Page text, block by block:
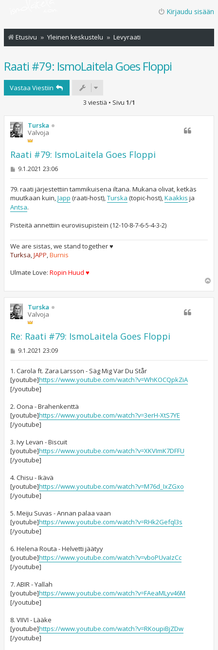
Kirjaudu sisään
Etusivu Yleinen keskustelu Levyraati
Raati #79: IsmoLaitela Goes Floppi
Vastaa Viestiin
3 viestiä • Sivu 1/1
Turska
Valvoja
Raati #79: IsmoLaitela Goes Floppi
V
s
t
i
9.1.2021 23:06
79. raati järjestettiin tammikuisena iltana. Mukana olivat, ketkäs
muutkaan kuin,Japp (raati-host),Turska (topic-host),Kaakkis ja
Antsa.
Pisteitä annettiin euroviisupistein (12-10-8-7-6-5-4-3-2)
We are sistas, we stand together ♥
Turksa,JAPP,Burnis
Ulmate Love: Ropin Huud ♥
ö
Turska
Valvoja
Re: Raati #79: IsmoLaitela Goes Floppi
V
s
t
i
9.1.2021 23:09
1. Carola ft. Zara Larsson - Säg Mig Var Du Står
[youtube]https://www.youtube.com/watch?v=WhKOCQpkZiA
[/youtube]
2. Oona - Brahenkenttä
[youtube]https://www.youtube.com/watch?v=3erH-XtS7YE
[/youtube]
3. Ivy Levan - Biscuit
[youtube]https://www.youtube.com/watch?v=XKVImK7DFFU
[/youtube]
4. Chisu - Ikävä
[youtube]https://www.youtube.com/watch?v=M76d_IxZGxo
[/youtube]
5. Meiju Suvas - Annan palaa vaan
[youtube]https://www.youtube.com/watch?v=RHk2Gefql3s
[/youtube]
6. Helena Routa - Helvetti jäätyy
[youtube]https://www.youtube.com/watch?v=vboPUvaIzCc
[/youtube]
7. ABIR - Yallah
[youtube]https://www.youtube.com/watch?v=FAeaMLyv46M
[/youtube]
8. VIIVI - Lääke
[youtube]https://www.youtube.com/watch?v=RKoupiBjZDw
[/youtube]